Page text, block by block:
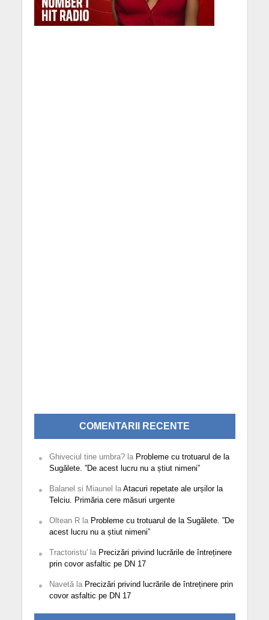
COMENTARII RECENTE
Ghiveciul tine umbra?la Probleme cu trotuarul de la
Sugălete. ”De acest lucru nu a știut nimeni”
Balanel si Miaunel la Atacuri repetate ale urșilor la
Telciu. Primăria cere măsuri urgente
Oltean Rla Probleme cu trotuarul de la Sugălete. ”De
acest lucru nu a știut nimeni”
Tractoristu'la Precizări privind lucrările de întreținere
prin covor asfaltic pe DN 17
Navetăla Precizări privind lucrările de întreținere prin
covor asfaltic pe DN 17